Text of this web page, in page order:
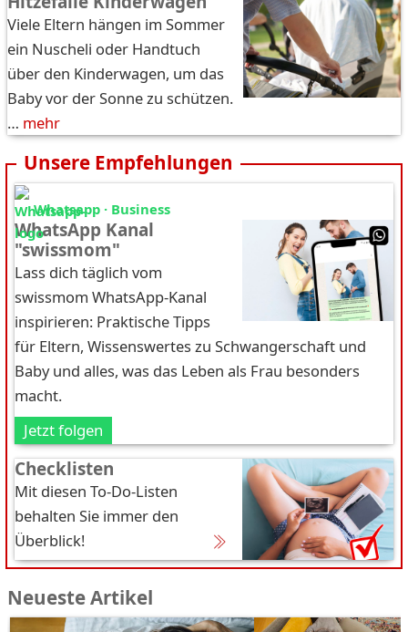
Viele Eltern hängen im Sommer
ein Nuscheli oder Handtuch
über den Kinderwagen, um das
Baby vor der Sonne zu schützen.
… mehr
Unsere Empfehlungen
Whatsapp · Business
WhatsApp Kanal
"swissmom"
Lass dich täglich vom
swissmom WhatsApp-Kanal
inspirieren: Praktische Tipps
für Eltern, Wissenswertes zu Schwangerschaft und
Baby und alles, was das Leben als Frau besonders
macht.
Jetzt folgen
Checklisten
Mit diesen To-Do-Listen
behalten Sie immer den
Überblick!
Neueste Artikel